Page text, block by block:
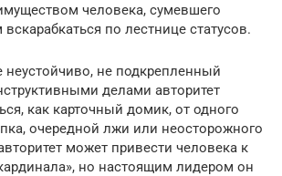
человека, сумевшего
по лестнице статусов.
неустойчиво, не подкрепленный
делами авторитет
как карточный домик, от одного
очередной лжи или неосторожного
может привести человека к
кардинала», но настоящим лидером он